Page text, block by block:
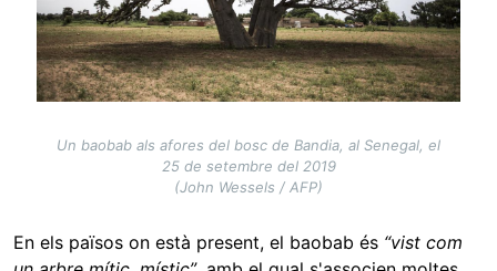
Un baobab als afores del bosc de Bandia, al Senegal, el
25 de setembre del 2019
(John Wessels / AFP)
En els països on està present, el baobab és “vist com